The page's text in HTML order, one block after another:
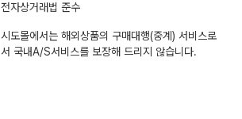
전자상거래법 준수
시도몰에서는 해외상품의 구매대행(중계) 서비스로
서 국내A/S서비스를 보장해 드리지 않습니다.